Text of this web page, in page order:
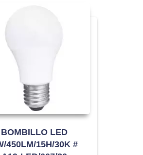
BOMBILLO LED
450LM/15H/30K #